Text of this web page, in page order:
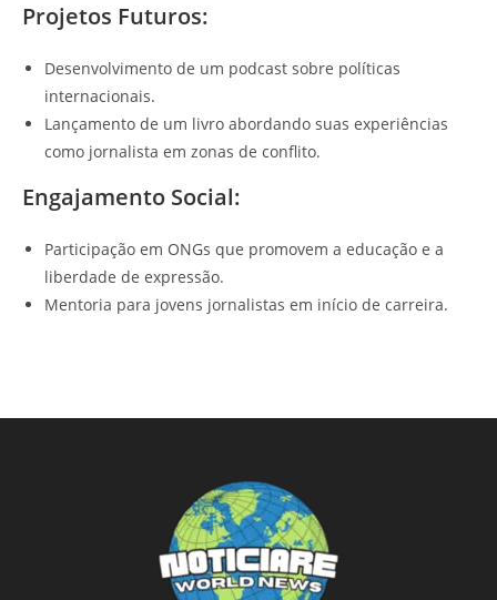
Projetos Futuros:
Desenvolvimento de um podcast sobre políticas
internacionais.
Lançamento de um livro abordando suas experiências
como jornalista em zonas de conflito.
Engajamento Social:
Participação em ONGs que promovem a educação e a
liberdade de expressão.
Mentoria para jovens jornalistas em início de carreira.